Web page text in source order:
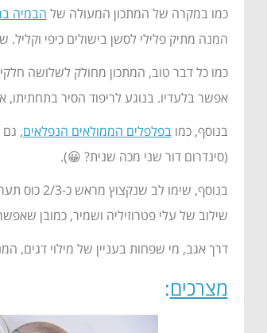
כמו במקרה של המתכון המעולה של הבמיה
המנה מתיק פלילי לסשן בישולים כיפי
אפשר בלעדיו. בנוגע לריפוד הסיר
בנוסף, כמובפלפלים הממולאים הנפלאים,
(סינדרום דור שני מכה שנית? 😀).
שילוב של עלי פטרוזיליה ושמיר, כמובן
דרך אגב, מי שפחות בעניין של מילוי דגים,
מצרכים: